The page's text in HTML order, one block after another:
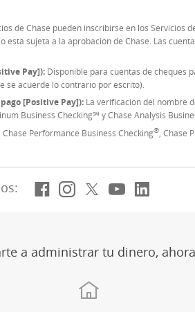
de Chase pueden inscribirse en los Servicios
sujeta a la aprobación de Chase. Las
Pay]): Disponible para cuentas de cheques
se acuerde lo contrario por escrito).
[Positive Pay]): La verificación del nombre
Business Checking℠ y Chase Analysis
Performance Business Checking® , Chase
Facebook
(Se abre en
Instagram
(Se abre en
X,
(Se abre en
YouTube
(Se abre
a administrar tu dinero,